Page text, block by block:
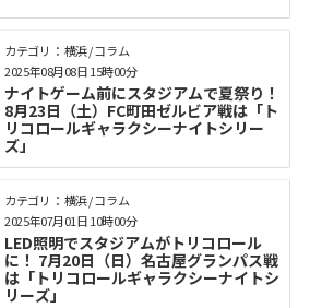
カテゴリ： 横浜 / コラム
ナイトゲーム前にスタジアムで夏祭り！
8月23日（土）FC町田ゼルビア戦は「ト
リコロールギャラクシーナイトシリー
ズ」
2025年08月08日 15時00分
カテゴリ： 横浜 / コラム
LED照明でスタジアムがトリコロール
に！ 7月20日（日）名古屋グランパス戦
は「トリコロールギャラクシーナイトシ
リーズ」
2025年07月01日 10時00分